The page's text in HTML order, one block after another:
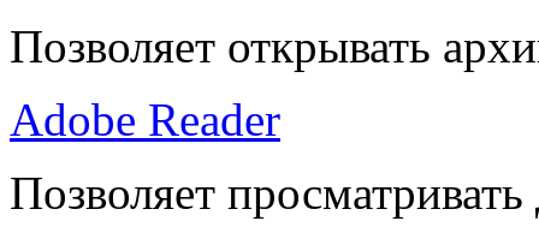
Позволяет открывать
Adobe Reader
Позволяет